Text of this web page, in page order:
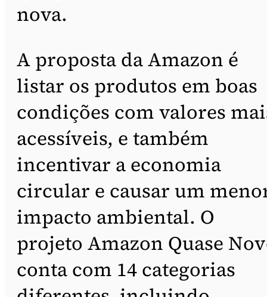
nova.
A proposta da Amazon é
listar os produtos em boas
condições com valores
acessíveis, e também
incentivar a economia
circular e causar um
impacto ambiental. O
projeto Amazon Quase
conta com 14 categorias